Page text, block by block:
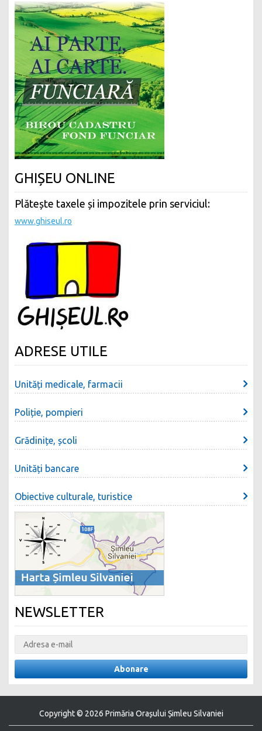
GHIȘEU ONLINE
Plătește taxele și impozitele prin serviciul:
www.ghiseul.ro
ADRESE UTILE
Unități medicale, farmacii
Poliție, pompieri
Grădinițe, școli
Unități bancare
Obiective culturale, turistice
NEWSLETTER
Copyright © 2026 Primăria Orașului Șimleu Silvaniei